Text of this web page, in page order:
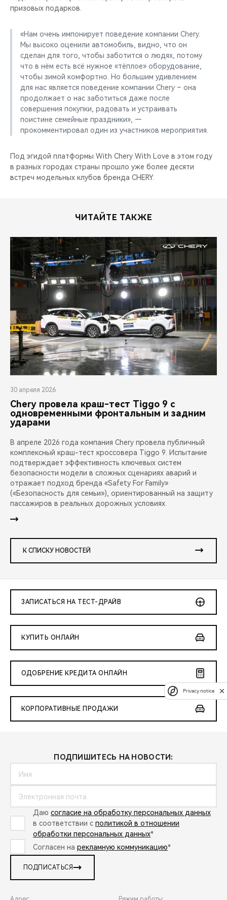
призовых подарков.
«Нам очень импонирует поведение компании Chery.
Мы высоко оценили автомобиль, видно, что он
сделан для того, чтобы заботится о людях, потому
что в нём есть всё нужное «тёплое» оборудование,
чтобы зимой комфортно. Но большим удивлением
для нас является поведение компании Chery – она
продолжает о нас заботиться даже после
совершения покупки, радовать и устраивать
поистине семейные праздники», —
прокомментировал один из участников мероприятия.
Под эгидой платформы With Chery With Love в этом году
в разных городах страны прошло уже более десяти
встреч модельных клубов бренда CHERY.
ЧИТАЙТЕ ТАКЖЕ
30 апреля 2026
Chery провела краш-тест Tiggo 9 с
одновременными фронтальным и задним
ударами
В апреле 2026 года компания Chery провела публичный
комплексный краш-тест кроссовера Tiggo 9. Испытание
подтверждает эффективность ключевых систем
безопасности модели в сложных сценариях аварий и
отражает подход бренда «Safety For Family»
(«Безопасность для семьи»), ориентированный на защиту
пассажиров в реальных дорожных условиях.
К СПИСКУ НОВОСТЕЙ
ЗАПИСАТЬСЯ НА ТЕСТ-ДРАЙВ
КУПИТЬ ОНЛАЙН
ОДОБРЕНИЕ КРЕДИТА ОНЛАЙН
КОРПОРАТИВНЫЕ ПРОДАЖИ
ПОДПИШИТЕСЬ НА НОВОСТИ:
Даю согласие на обработку персональных данных
в соответствии с политикой в отношении
обработки персональных данных*
Согласен на рекламную коммуникацию*
ПОДПИСАТЬСЯ
Privacy notice